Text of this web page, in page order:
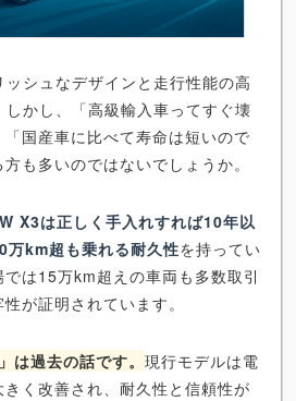
シュなデザインと走行性能の高
かし、「高級輸入車ってすぐ壊
国産車に比べて寿命は短いので
も多いのではないでしょうか。
X3は正しく手入れすれば10年以
万km超も乗れる耐久性を持ってい
は15万km超えの車両も多数取引
が証明されています。
は過去の話です。 現行モデルは電
く改善され、耐久性と信頼性が